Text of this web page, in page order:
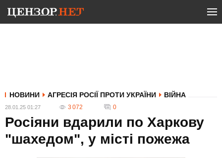
НОВИНИ АГРЕСІЯ РОСІЇ ПРОТИ УКРАЇНИ ВІЙНА
28.01.25 01:27 3 072 0
Росіяни вдарили по Харкову
"шахедом", у місті пожежа